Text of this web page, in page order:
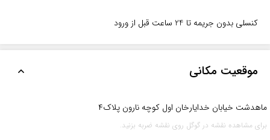
کنسلی بدون جریمه تا 24 ساعت قبل از ورود
موقعیت مکانی
ماهدشت خیابان خدایارخان اول کوچه نارون پلاک۴
برای مشاهده نقشه در گوگل روی نقشه ضربه بزنید.